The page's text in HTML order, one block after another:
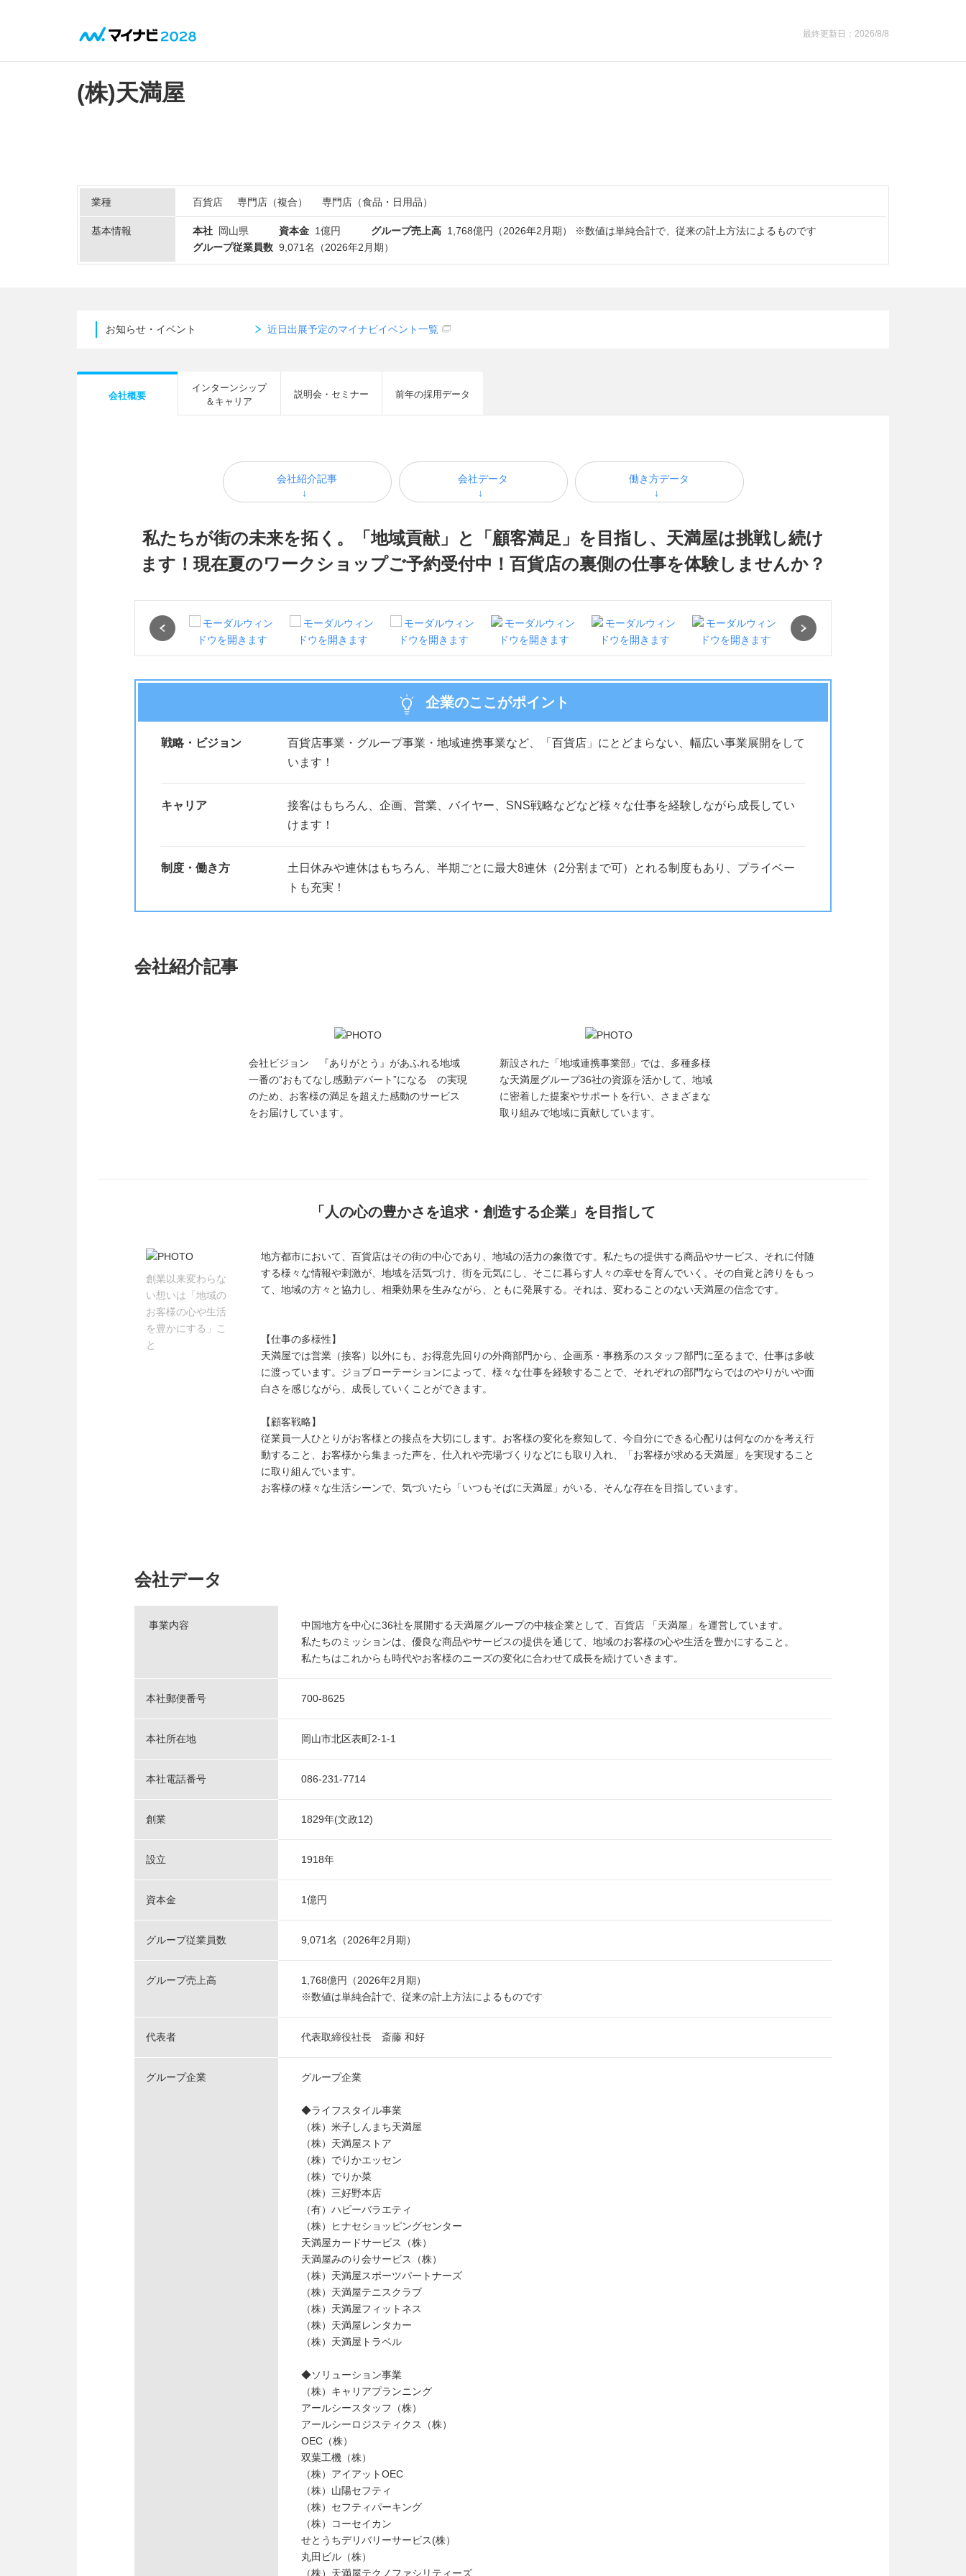
最終更新日：2026/8/8
(株)天満屋
業種 百貨店 専門店（複合） 専門店（食品・日用品）
基本情報 本社 岡山県 資本金 1億円 グループ売上高 1,768億円（2026年2月期） ※数値は単純合計で、従来の計上方法によるものです
グループ従業員数 9,071名（2026年2月期）
お知らせ・イベント 近日出展予定のマイナビイベント一覧
会社概要
インターンシップ
＆キャリア
説明会・セミナー 前年の採用データ
会社紹介記事 会社データ 働き方データ
私たちが街の未来を拓く。「地域貢献」と「顧客満足」を目指し、天満屋は挑戦し続け
ます！現在夏のワークショップご予約受付中！百貨店の裏側の仕事を体験しませんか？
企業のここがポイント
戦略・ビジョン
百貨店事業・グループ事業・地域連携事業など、「百貨店」にとどまらない、幅広い事業展開をして
います！
キャリア
接客はもちろん、企画、営業、バイヤー、SNS戦略などなど様々な仕事を経験しながら成長してい
けます！
制度・働き方
土日休みや連休はもちろん、半期ごとに最大8連休（2分割まで可）とれる制度もあり、プライベー
トも充実！
会社紹介記事
会社ビジョン 『ありがとう』があふれる地域
一番の“おもてなし感動デパート”になる の実現
のため、お客様の満足を超えた感動のサービス
をお届けしています。
新設された「地域連携事業部」では、多種多様
な天満屋グループ36社の資源を活かして、地域
に密着した提案やサポートを行い、さまざまな
取り組みで地域に貢献しています。
「人の心の豊かさを追求・創造する企業」を目指して
創業以来変わらな
い想いは「地域の
お客様の心や生活
を豊かにする」こ
と
地方都市において、百貨店はその街の中心であり、地域の活力の象徴です。私たちの提供する商品やサービス、それに付随
する様々な情報や刺激が、地域を活気づけ、街を元気にし、そこに暮らす人々の幸せを育んでいく。その自覚と誇りをもっ
て、地域の方々と協力し、相乗効果を生みながら、ともに発展する。それは、変わることのない天満屋の信念です。
【仕事の多様性】
天満屋では営業（接客）以外にも、お得意先回りの外商部門から、企画系・事務系のスタッフ部門に至るまで、仕事は多岐
に渡っています。ジョブローテーションによって、様々な仕事を経験することで、それぞれの部門ならではのやりがいや面
白さを感じながら、成長していくことができます。
【顧客戦略】
従業員一人ひとりがお客様との接点を大切にします。お客様の変化を察知して、今自分にできる心配りは何なのかを考え行
動すること、お客様から集まった声を、仕入れや売場づくりなどにも取り入れ、「お客様が求める天満屋」を実現すること
に取り組んでいます。
お客様の様々な生活シーンで、気づいたら「いつもそばに天満屋」がいる、そんな存在を目指しています。
会社データ
事業内容
中国地方を中心に36社を展開する天満屋グループの中核企業として、百貨店 「天満屋」を運営しています。
私たちのミッションは、優良な商品やサービスの提供を通じて、地域のお客様の心や生活を豊かにすること。
私たちはこれからも時代やお客様のニーズの変化に合わせて成長を続けていきます。
本社郵便番号 700-8625
本社所在地 岡山市北区表町2-1-1
本社電話番号 086-231-7714
創業 1829年(文政12)
設立 1918年
資本金 1億円
グループ従業員数 9,071名（2026年2月期）
グループ売上高
1,768億円（2026年2月期）
※数値は単純合計で、従来の計上方法によるものです
代表者 代表取締役社長 斎藤 和好
グループ企業 グループ企業
◆ライフスタイル事業
（株）米子しんまち天満屋
（株）天満屋ストア
（株）でりかエッセン
（株）でりか菜
（株）三好野本店
（有）ハピーバラエティ
（株）ヒナセショッピングセンター
天満屋カードサービス（株）
天満屋みのり会サービス（株）
（株）天満屋スポーツパートナーズ
（株）天満屋テニスクラブ
（株）天満屋フィットネス
（株）天満屋レンタカー
（株）天満屋トラベル
◆ソリューション事業
（株）キャリアプランニング
アールシースタッフ（株）
アールシーロジスティクス（株）
OEC（株）
双葉工機（株）
（株）アイアットOEC
（株）山陽セフティ
（株）セフティパーキング
（株）コーセイカン
せとうちデリバリーサービス(株）
丸田ビル（株）
（株）天満屋テクノファシリティーズ